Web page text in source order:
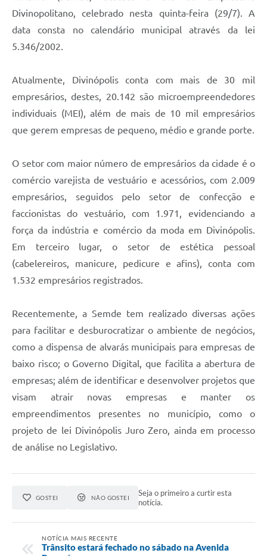
Divinopolitano, celebrado nesta quinta-feira (29/7). A
data consta no calendário municipal através da lei
5.346/2002.
Atualmente, Divinópolis conta com mais de 30 mil
empresários, destes, 20.142 são microempreendedores
individuais (MEI), além de mais de 10 mil empresários
que gerem empresas de pequeno, médio e grande porte.
O setor com maior número de empresários da cidade é o
comércio varejista de vestuário e acessórios, com 2.009
empresários, seguidos pelo setor de confecção e
faccionistas do vestuário, com 1.971, evidenciando a
força da indústria e comércio da moda em Divinópolis.
Em terceiro lugar, o setor de estética pessoal
(cabelereiros, manicure, pedicure e afins), conta com
1.532 empresários registrados.
Recentemente, a Semde tem realizado diversas ações
para facilitar e desburocratizar o ambiente de negócios,
como a dispensa de alvarás municipais para empresas de
baixo risco; o Governo Digital, que facilita a abertura de
empresas; além de identificar e desenvolver projetos que
visam atrair novas empresas e manter os
empreendimentos presentes no município, como o
projeto de lei Divinópolis Juro Zero, ainda em processo
de análise no Legislativo.
GOSTEI NÃO GOSTEI
Seja o primeiro a curtir esta
notícia.
NOTÍCIA MAIS RECENTE
Trânsito estará fechado no sábado na Avenida